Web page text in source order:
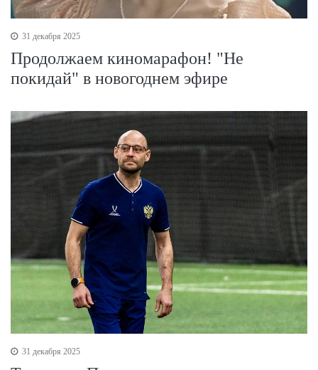
31 декабря 2025
Продолжаем киномарафон! "Не
покидай" в новогоднем эфире
31 декабря 2025